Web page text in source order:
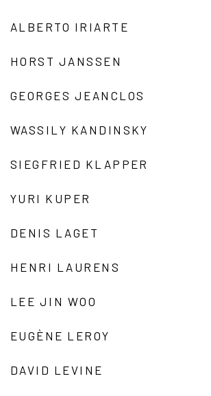
ALBERTO IRIARTE
HORST JANSSEN
GEORGES JEANCLOS
WASSILY KANDINSKY
SIEGFRIED KLAPPER
YURI KUPER
DENIS LAGET
HENRI LAURENS
LEE JIN WOO
EUGÈNE LEROY
DAVID LEVINE